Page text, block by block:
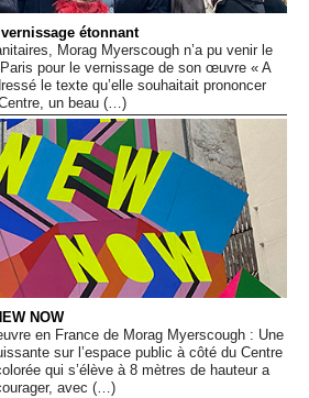
Sacré
Cousinages
étonnant
Morag Myerscough n’a pu venir le
pour le vernissage de son œuvre « A
le texte qu’elle souhaitait prononcer
un beau (…)
NOW
en France de Morag Myerscough : Une
sur l’espace public à côté du Centre
qui s’élève à 8 mètres de hauteur a
avec (…)